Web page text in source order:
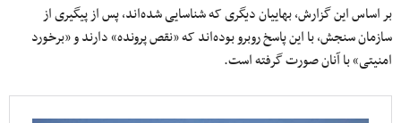
بر اساس این گزارش، بهاییان دیگری که شناسایی شده‌اند، پس از پیگیری از
سازمان سنجش، با این پاسخ روبرو بوده‌اند که «نقص پرونده» دارند و «برخورد
امنیتی» با آنان صورت گرفته است.